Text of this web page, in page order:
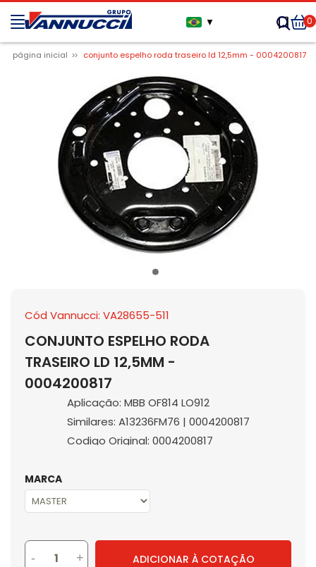
▼ 0
página inicial conjunto espelho roda traseiro ld 12,5mm - 0004200817
Cód Vannucci: VA28655-511
CONJUNTO ESPELHO RODA
TRASEIRO LD 12,5MM -
0004200817
Aplicação: MBB OF814 LO912
Similares: A13236FM76 | 0004200817
Codigo Original: 0004200817
MARCA
- + ADICIONAR À COTAÇÃO